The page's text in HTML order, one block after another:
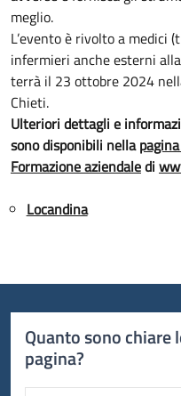
meglio.
L’evento è rivolto a medici
infermieri anche esterni
terrà il 23 ottobre 2024
Chieti.
Ulteriori dettagli e
sono disponibili nella
Formazione aziendaledi
Locandina
Quanto sono
pagina?